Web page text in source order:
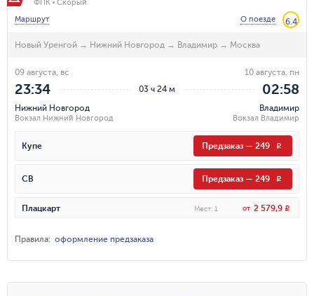
ФПК
Скорый
Маршрут
О поезде 6.4
Новый Уренгой → Нижний Новгород → Владимир → Москва
03 ч 24 м
09 августа, вс
23:34
Нижний Новгород
Вокзал Нижний Новгород
10 августа, пн
02:58
Владимир
Вокзал Владимир
Купе Предзаказ — 249 R
СВ Предзаказ — 249 R
Плацкарт Мест: 1 от 2 579,9 R
Правила: оформление предзаказа